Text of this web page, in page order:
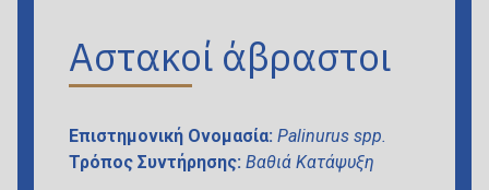
Αστακοί άβραστοι
Επιστημονική Ονομασία: Palinurus spp.
Τρόπος Συντήρησης: Βαθιά Κατάψυξη